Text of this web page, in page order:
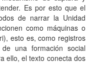
Es por esto que el
de narrar la Unidad
como máquinas o
esto es, como registros
una formación social
ello, el texto conecta dos